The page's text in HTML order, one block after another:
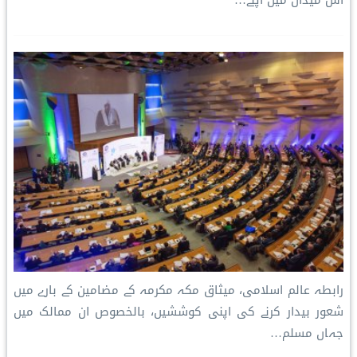
رابطہ عالم اسلامی، میثاق مکہ مکرمہ کے مضامین کے بارے میں
شعور بیدار کرنے کی اپنی کوششیں، بالخصوص ان ممالک میں
جہاں مسلم…